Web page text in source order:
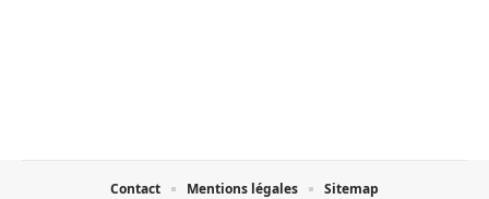
Contact Mentions légales Sitemap